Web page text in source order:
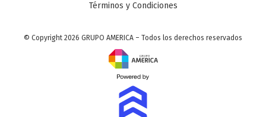
Términos y Condiciones
© Copyright 2026 GRUPO AMERICA – Todos los derechos reservados